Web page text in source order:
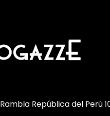
Rambla República del Perú